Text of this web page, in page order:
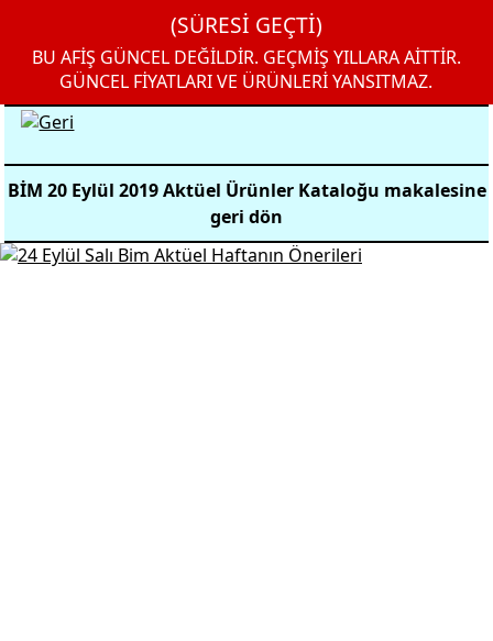
(SÜRESİ GEÇTİ)
BU AFİŞ GÜNCEL DEĞİLDİR. GEÇMİŞ YILLARA AİTTİR.
GÜNCEL FİYATLARI VE ÜRÜNLERİ YANSITMAZ.
BİM 20 Eylül 2019 Aktüel Ürünler Kataloğu makalesine
geri dön